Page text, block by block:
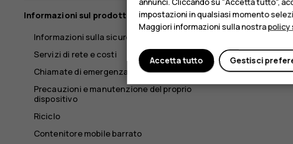
Informazioni sul prodotto e la sicurezza
Informazioni sulla sicurezza
Servizi di rete e costi
Chiamate di emergenza
Precauzioni e manutenzione del proprio
dispositivo
Riciclo
Contenitore mobile barrato
impostazioni in qualsiasi momento
Maggiori informazioni sulla nostrapolicy
Gestisci
Accetta tutto